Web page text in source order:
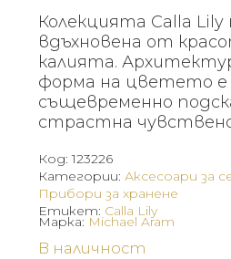
Колекцията Calla Lily
вдъхновена от
калията.
форма на цветето е
същевременно
страстна
Код:123226
Категории: Аксесоари за
Прибори за хранене
Етикет: Calla Lily
В наличност
Марка: Michael Aram